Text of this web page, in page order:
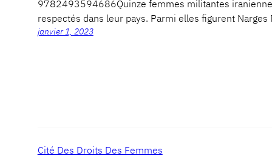
9782493594686Quinze femmes militantes
respectés dans leur pays. Parmi elles figurent
janvier 1, 2023
Cité Des Droits Des Femmes